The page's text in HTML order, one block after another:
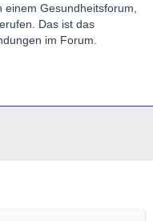
Gesundheitsforum,
Das ist das
im Forum.